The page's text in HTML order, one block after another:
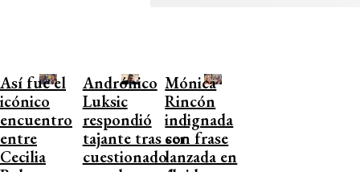
Así fue el
icónico
encuentro
entre
Cecilia
Andrónico
Luksic
respondió
tajante tras ser
cuestionado
Mónica
Rincón
indignada
con frase
lanzada en